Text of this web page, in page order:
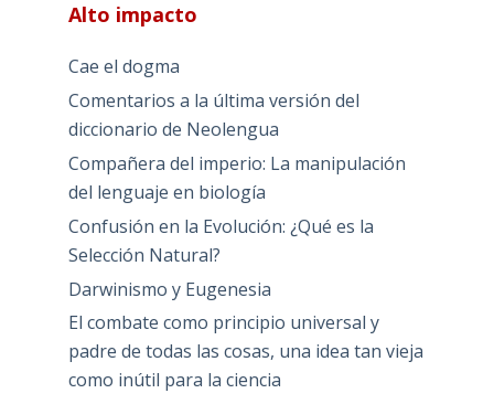
Alto impacto
Cae el dogma
Comentarios a la última versión del
diccionario de Neolengua
Compañera del imperio: La manipulación
del lenguaje en biología
Confusión en la Evolución: ¿Qué es la
Selección Natural?
Darwinismo y Eugenesia
El combate como principio universal y
padre de todas las cosas, una idea tan vieja
como inútil para la ciencia